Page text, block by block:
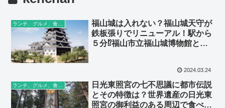
福山城は入れない？福山城天守が
鉄板張りでリニューアル！駅から
５分⁉福山市立福山城博物館と城
2024.03.24
ランチ、グルメ、食べ歩き
日光東照宮の七不思議に都市伝説
とその特徴は？世界遺産の日光東
照宮の御利益のある周辺で食べ歩